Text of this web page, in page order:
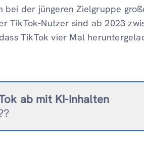
der jüngeren Zielgruppe
TikTok-Nutzer sind ab 2023
TikTok vier Mal
ab mit KI-Inhalten